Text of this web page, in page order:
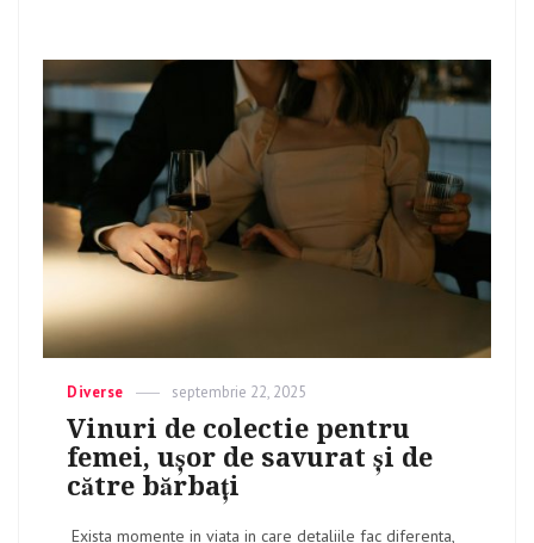
Categories
Diverse
Posted
on
septembrie 22, 2025
Vinuri de colectie pentru
femei, ușor de savurat și de
către bărbați
Exista momente in viata in care detaliile fac diferenta,